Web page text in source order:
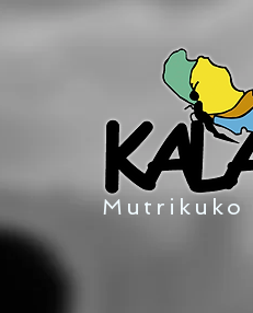
Mutrikuko